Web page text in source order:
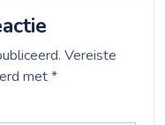
Vereiste
met*